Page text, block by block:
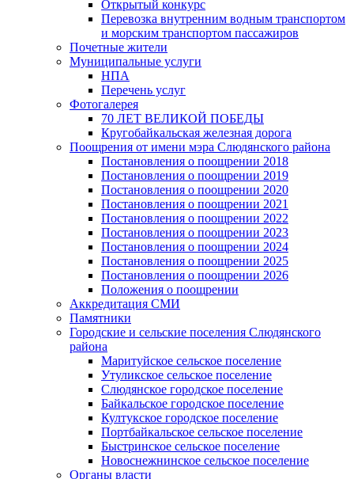
Открытый конкурс
Перевозка внутренним водным транспортом
и морским транспортом пассажиров
Почетные жители
Муниципальные услуги
НПА
Перечень услуг
Фотогалерея
70 ЛЕТ ВЕЛИКОЙ ПОБЕДЫ
Кругобайкальская железная дорога
Поощрения от имени мэра Слюдянского района
Постановления о поощрении 2018
Постановления о поощрении 2019
Постановления о поощрении 2020
Постановления о поощрении 2021
Постановления о поощрении 2022
Постановления о поощрении 2023
Постановления о поощрении 2024
Постановления о поощрении 2025
Постановления о поощрении 2026
Положения о поощрении
Аккредитация СМИ
Памятники
Городские и сельские поселения Слюдянского
района
Маритуйское сельское поселение
Утуликское сельское поселение
Слюдянское городское поселение
Байкальское городское поселение
Култукское городское поселение
Портбайкальское сельское поселение
Быстринское сельское поселение
Новоснежнинское сельское поселение
Органы власти